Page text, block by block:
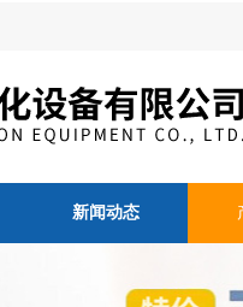
新闻动态